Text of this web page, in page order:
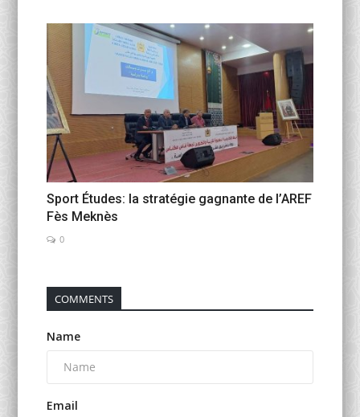
Sport Études: la stratégie gagnante de l’AREF
Fès Meknès
0
COMMENTS
Name
Email